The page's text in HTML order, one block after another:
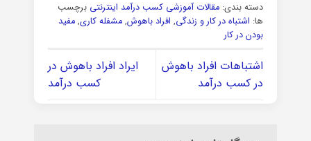
دسته بندی: مقالات آموزشی کسب درآمد اینترنتی برچسب
ها: اشتباه در کار و زندگی, افراد باهوش, مشفله کاری, مفید
بودن در کار
اشتباهات افراد باهوش
در کسب درآمد
ایراد افراد باهوش در
کسب درآمد